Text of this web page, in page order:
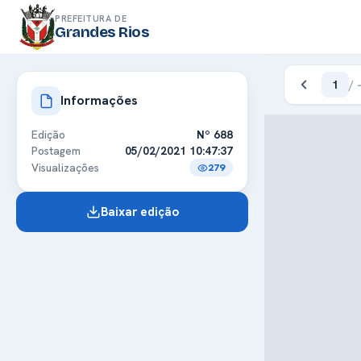
PREFEITURA DE
Grandes Rios
Informações
Edição
Nº 688
Postagem
05/02/2021 10:47:37
Visualizações
279
Baixar edição
1 / –